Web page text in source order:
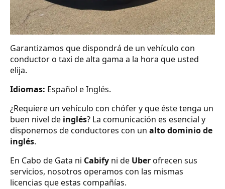
Garantizamos que dispondrá de un vehículo con
conductor o taxi de alta gama a la hora que usted
elija.
Idiomas: Español e Inglés.
¿Requiere un vehículo con chófer y que éste tenga un
buen nivel de inglés? La comunicación es esencial y
disponemos de conductores con un alto dominio de
inglés.
En Cabo de Gata ni Cabify ni de Uberofrecen sus
servicios, nosotros operamos con las mismas
licencias que estas compañías.